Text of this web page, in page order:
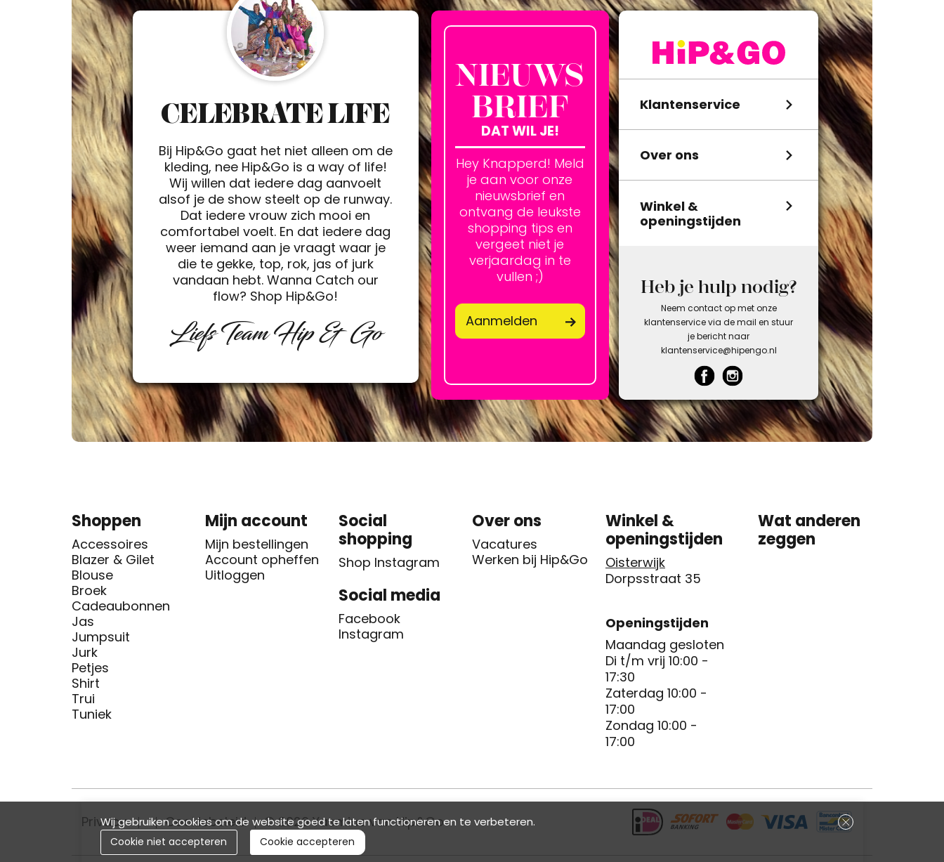
CELEBRATE LIFE
Bij Hip&Go gaat het niet alleen om de
kleding, nee Hip&Go is a way of life!
Wij willen dat iedere dag aanvoelt
alsof je de show steelt op de runway.
Dat iedere vrouw zich mooi en
comfortabel voelt. En dat iedere dag
weer iemand aan je vraagt waar je
die te gekke, top, rok, jas of jurk
vandaan hebt. Wanna Catch our
flow? Shop Hip&Go!
Liefs Team Hip & Go
NIEUWS
BRIEF
DAT WIL JE!
Hey Knapperd! Meld
je aan voor onze
nieuwsbrief en
ontvang de leukste
shopping tips en
vergeet niet je
verjaardag in te
vullen ;)
Aanmelden
Klantenservice
Over ons
Winkel &
openingstijden
Heb je hulp nodig?
Neem contact op met onze
klantenservice via de mail en stuur
je bericht naar
klantenservice@hipengo.nl
Shoppen
Accessoires
Blazer & Gilet
Blouse
Broek
Cadeaubonnen
Jas
Jumpsuit
Jurk
Petjes
Shirt
Trui
Tuniek
Mijn account
Mijn bestellingen
Account opheffen
Uitloggen
Social
shopping
Shop Instagram
Social media
Facebook
Instagram
Over ons
Vacatures
Werken bij Hip&Go
Winkel &
openingstijden
Oisterwijk
Dorpsstraat 35
Openingstijden
Maandag gesloten
Di t/m vrij 10:00 -
17:30
Zaterdag 10:00 -
17:00
Zondag 10:00 -
17:00
Wat anderen
zeggen
Privacy Cookiebeleid © 2026 Yasmine van Hip&Go
Wij gebruiken cookies om de website goed te laten functioneren en te verbeteren.